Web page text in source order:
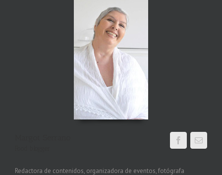
Redactora de contenidos, organizadora de eventos, fotógrafa